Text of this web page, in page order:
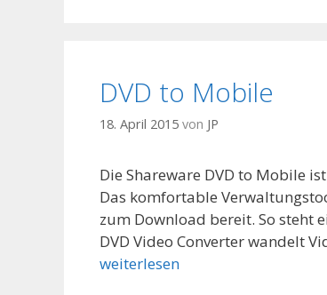
DVD to Mobile
18. April 2015 von JP
Die Shareware DVD to Mobile
Das komfortable
zum Download bereit. So steht
DVD Video Converter wandelt
weiterlesen